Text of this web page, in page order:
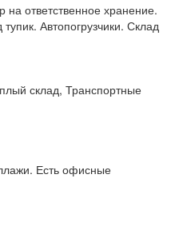
ответственное хранение.
Автопогрузчики. Склад
склад, Транспортные
Есть офисные